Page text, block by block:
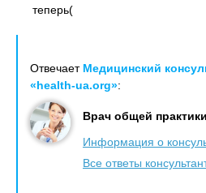
теперь(
Отвечает Медицинский
«health-ua.org»:
Врач общей практики
Информация о
Все ответы